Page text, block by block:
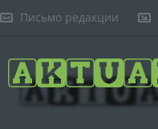
Письмо редакции